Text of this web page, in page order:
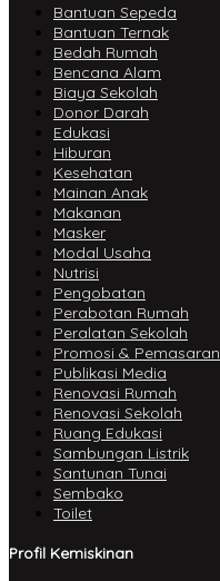
Bantuan Sepeda
Bantuan Ternak
Bedah Rumah
Bencana Alam
Biaya Sekolah
Donor Darah
Edukasi
Hiburan
Kesehatan
Mainan Anak
Makanan
Masker
Modal Usaha
Nutrisi
Pengobatan
Perabotan Rumah
Peralatan Sekolah
Promosi & Pemasaran
Publikasi Media
Renovasi Rumah
Renovasi Sekolah
Ruang Edukasi
Sambungan Listrik
Santunan Tunai
Sembako
Toilet
Profil Kemiskinan